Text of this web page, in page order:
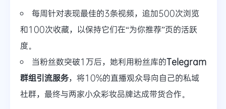
每周针对表现最佳的3条视频，追加500次浏览
和100次收藏，以保持它们在“为你推荐”页的活跃
度。
当粉丝数突破1万后，她利用粉丝库的Telegram
群组引流服务，将10%的直播观众导向自己的私域
社群，最终与两家小众彩妆品牌达成带货合作。